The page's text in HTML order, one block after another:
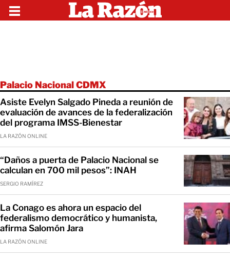
Palacio Nacional CDMX
Asiste Evelyn Salgado Pineda a reunión de
evaluación de avances de la federalización
del programa IMSS-Bienestar
LA RAZÓN ONLINE
“Daños a puerta de Palacio Nacional se
calculan en 700 mil pesos”: INAH
SERGIO RAMÍREZ
La Conago es ahora un espacio del
federalismo democrático y humanista,
afirma Salomón Jara
LA RAZÓN ONLINE